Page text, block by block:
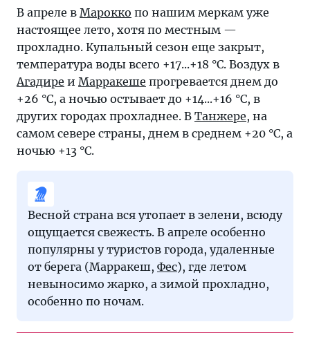
В апреле в Марокко по нашим меркам уже
настоящее лето, хотя по местным —
прохладно. Купальный сезон еще закрыт,
температура воды всего +17...+18 °C. Воздух в
Агадире и Марракеше прогревается днем до
+26 °C, а ночью остывает до +14...+16 °C, в
других городах прохладнее. В Танжере, на
самом севере страны, днем в среднем +20 °C, а
ночью +13 °C.
Весной страна вся утопает в зелени, всюду
ощущается свежесть. В апреле особенно
популярны у туристов города, удаленные
от берега (Марракеш, Фес), где летом
невыносимо жарко, а зимой прохладно,
особенно по ночам.